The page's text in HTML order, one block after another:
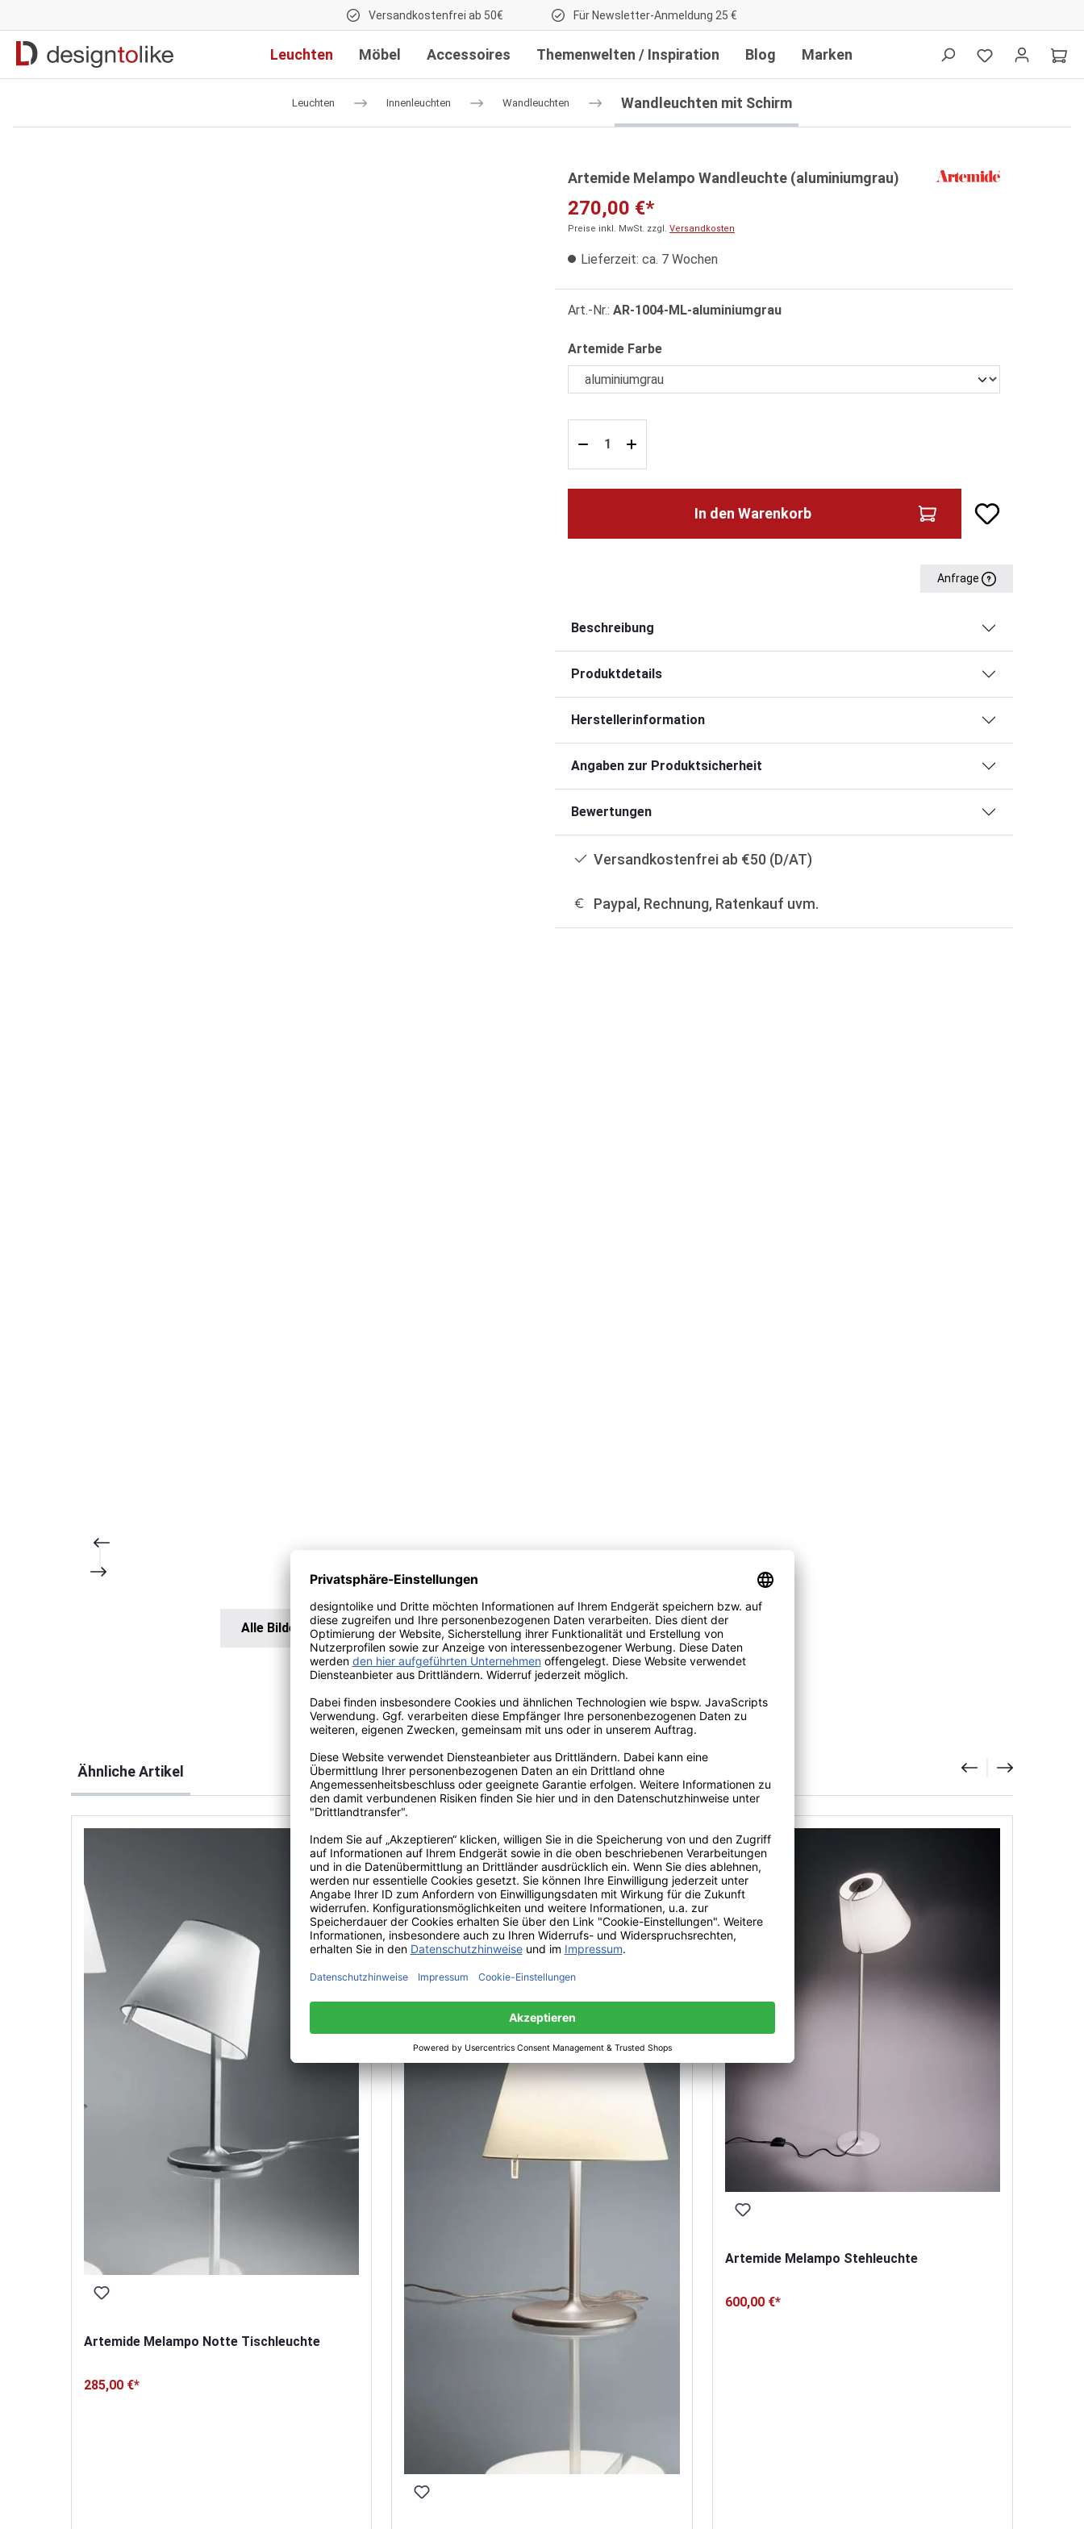
Versandkostenfrei ab 50€ Für Newsletter-Anmeldung 25 €
Leuchten Möbel Accessoires Themenwelten / Inspiration Blog Marken
Leuchten Innenleuchten Wandleuchten Wandleuchten mit Schirm
Alle Bilder anzeigen
Artemide Melampo Wandleuchte (aluminiumgrau)
270,00 €*
Preise inkl. MwSt. zzgl. Versandkosten
Lieferzeit: ca. 7 Wochen
Art.-Nr.: AR-1004-ML-aluminiumgrau
Artemide Farbeauswählen
In den Warenkorb
Anfrage
Beschreibung
Produktdetails
Herstellerinformation
Angaben zur Produktsicherheit
Bewertungen
Versandkostenfrei ab €50 (D/AT)
Paypal, Rechnung, Ratenkauf uvm.
Ähnliche Artikel
Artemide Melampo Notte Tischleuchte
285,00 €*
Artemide Melampo Stehleuchte
600,00 €*